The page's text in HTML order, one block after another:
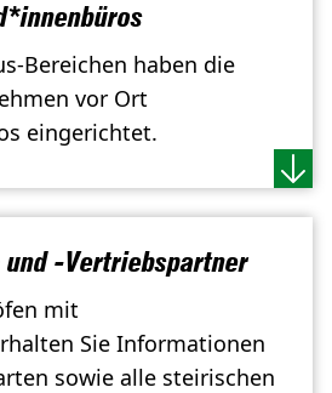
Bereichen haben die
vor Ort
eingerichtet.
und -Vertriebspartner
mit
Sie Informationen
sowie alle steirischen